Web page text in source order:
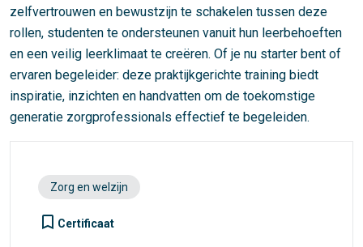
zelfvertrouwen en bewustzijn te schakelen tussen deze
rollen, studenten te ondersteunen vanuit hun leerbehoeften
en een veilig leerklimaat te creëren. Of je nu starter bent of
ervaren begeleider: deze praktijkgerichte training biedt
inspiratie, inzichten en handvatten om de toekomstige
generatie zorgprofessionals effectief te begeleiden.
Zorg en welzijn
turned_in_not Certificaat